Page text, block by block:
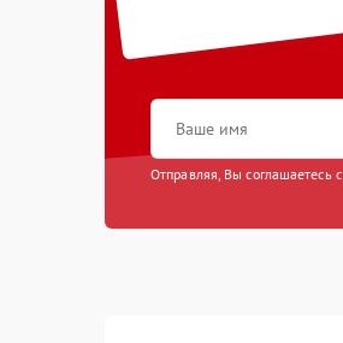
Отправляя, Вы соглашаетесь с